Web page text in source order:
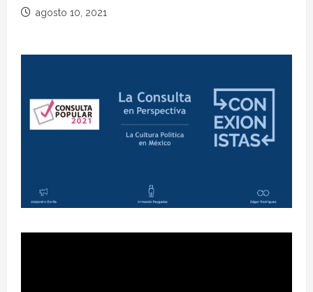
agosto 10, 2021